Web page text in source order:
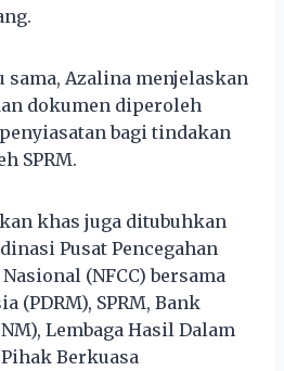
sama, Azalina menjelaskan
dokumen diperoleh
bagi tindakan
SPRM.
khas juga ditubuhkan
Pusat Pencegahan
(NFCC) bersama
(PDRM), SPRM, Bank
Lembaga Hasil Dalam
Berkuasa